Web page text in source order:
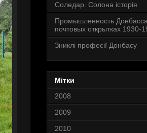
Соледар. Солона історія
Промышленность
почтовых открытках 1930-
Зниклі професії Донбасу
Мітки
2008
2009
2010